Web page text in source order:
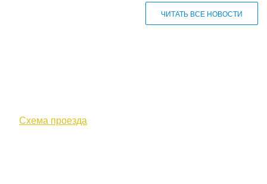
ЧИТАТЬ ВСЕ НОВОСТИ
Схема проезда